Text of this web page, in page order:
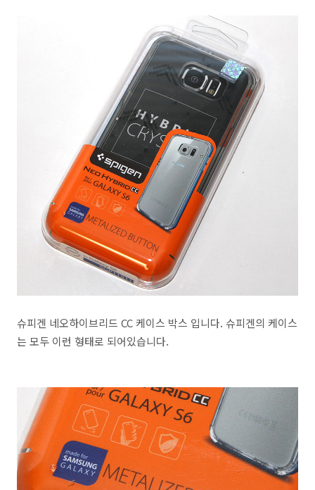
슈피겐 네오하이브리드 CC 케이스 박스 입니다. 슈피겐의 케이스
는 모두 이런 형태로 되어있습니다.